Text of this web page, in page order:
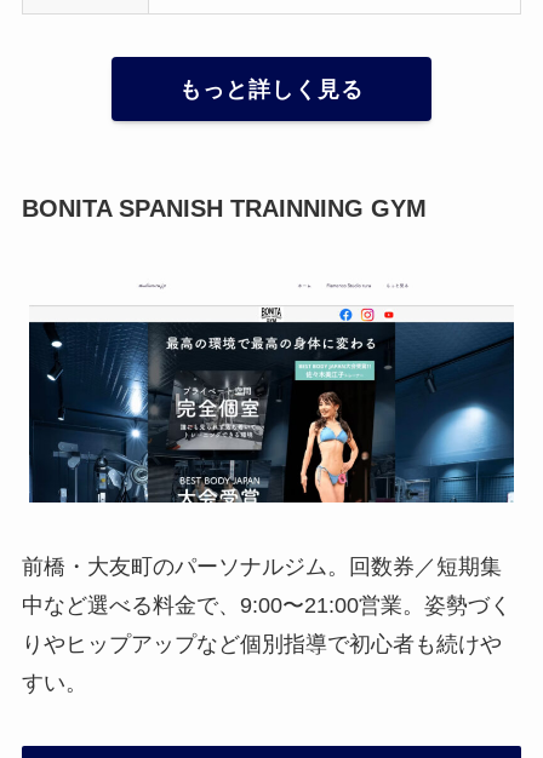
もっと詳しく見る
BONITA SPANISH TRAINNING GYM
前橋・大友町のパーソナルジム。回数券／短期集
中など選べる料金で、9:00〜21:00営業。姿勢づく
りやヒップアップなど個別指導で初心者も続けや
すい。